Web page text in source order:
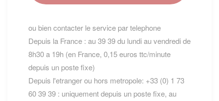
ou bien contacter le service par telephone
Depuis la France : au 39 39 du lundi au vendredi de
8h30 a 19h (en France, 0,15 euros ttc/minute
depuis un poste fixe)
Depuis l'etranger ou hors metropole: +33 (0) 1 73
60 39 39 : uniquement depuis un poste fixe, au